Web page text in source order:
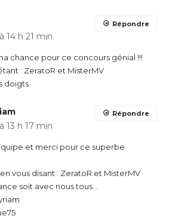
14 h 21 min
chance pour ce concours génial !!!
: ZeratoR et MisterMV
doigts
Répondre
13 h 17 min
et merci pour ce superbe
vous disant : ZeratoR et MisterMV
soit avec nous tous…
Répondre